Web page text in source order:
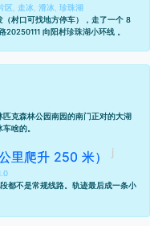
区 走冰 滑冰
珍珠湖
村口可找地方停车），走了一个 8
20250111 向阳村珍珠湖小环线
克森林公园南园的南门正对的大湖
啥的。
里爬升 250 米）
都不是常规线路。轨迹最后成一条小